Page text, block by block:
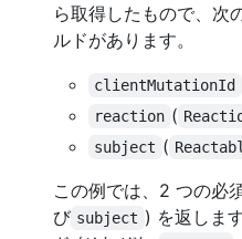
ら取得したもので、次
ルドがあります。
clientMutationId
reaction (
subject (
この例では、2 つの必
び subject ) を返しま